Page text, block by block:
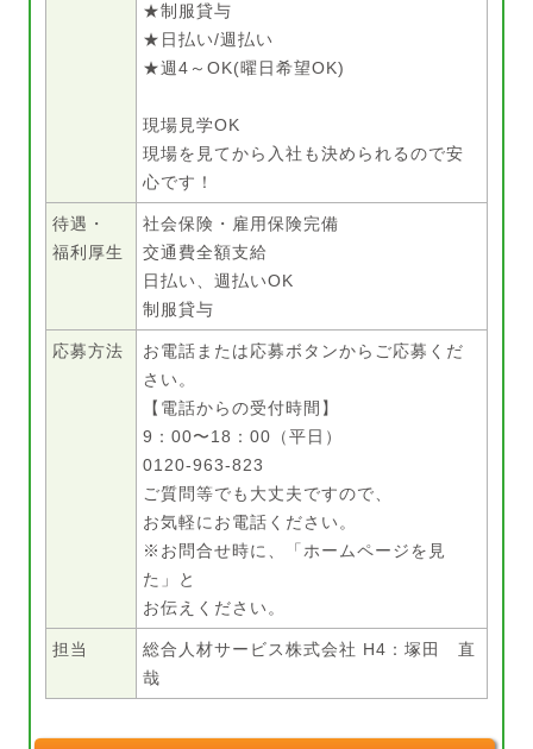
★制服貸与
★日払い/週払い
★週4～OK(曜日希望OK)
現場見学OK
現場を見てから入社も決められるので安
心です！
待遇・
福利厚生
社会保険・雇用保険完備
交通費全額支給
日払い、週払いOK
制服貸与
応募方法
お電話または応募ボタンからご応募くだ
さい。
【電話からの受付時間】
9：00〜18：00（平日）
0120-963-823
ご質問等でも大丈夫ですので、
お気軽にお電話ください。
※お問合せ時に、「ホームページを見
た」と
お伝えください。
担当
総合人材サービス株式会社 H4：塚田 直
哉